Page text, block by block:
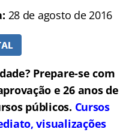
28 de agosto de 2016
Prepare-se com
e 26 anos de
públicos. Cursos
visualizações